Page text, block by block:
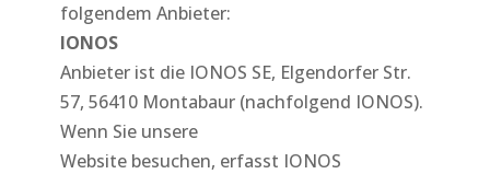
folgendem Anbieter:
IONOS
Anbieter ist die IONOS SE, Elgendorfer Str.
57, 56410 Montabaur (nachfolgend IONOS).
Wenn Sie unsere
Website besuchen, erfasst IONOS